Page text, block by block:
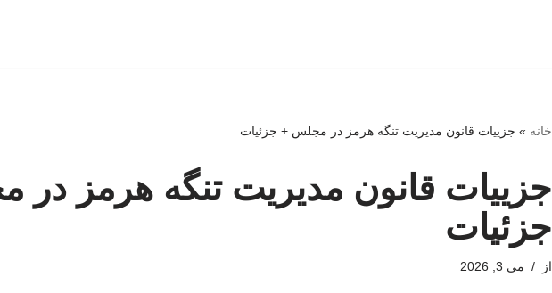
خانه » جزییات قانون مدیریت تنگه هرمز در مجلس + جزئیات
جزییات قانون مدیریت تنگه هرمز
جزئیات
از می 3, 2026